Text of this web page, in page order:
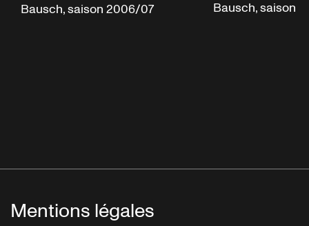
Bausch, saison 2006/07
Bausch, saison
Mentions légales